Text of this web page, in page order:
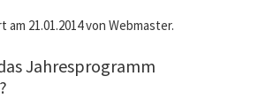
21.01.2014 von Webmaster.
Jahresprogramm